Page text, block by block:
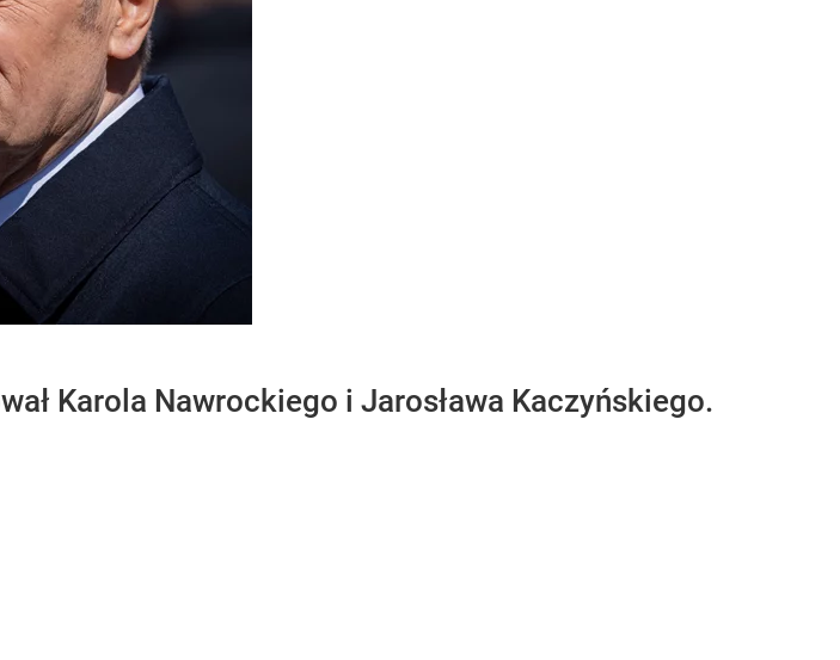
Karola Nawrockiego i Jarosława Kaczyńskiego.